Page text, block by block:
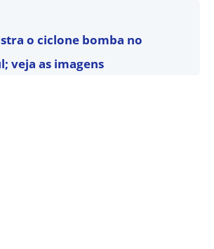
o ciclone bomba no
veja as imagens